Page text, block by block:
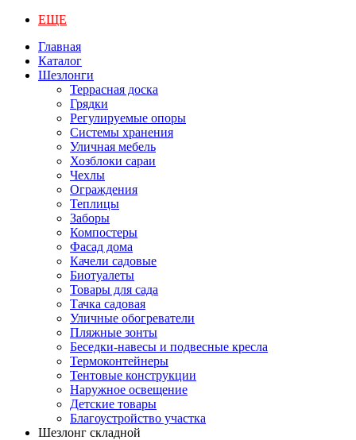
ЕЩЕ
Главная
Каталог
Шезлонги
Террасная доска
Грядки
Регулируемые опоры
Системы хранения
Уличная мебель
Хозблоки сараи
Чехлы
Ограждения
Теплицы
Заборы
Компостеры
Фасад дома
Качели садовые
Биотуалеты
Товары для сада
Тачка садовая
Уличные обогреватели
Пляжные зонты
Беседки-навесы и подвесные кресла
Термоконтейнеры
Тентовые конструкции
Наружное освещение
Детские товары
Благоустройство участка
Шезлонг складной